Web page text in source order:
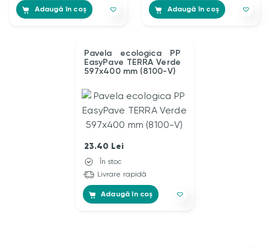
Adaugă în coș Adaugă în coș
Pavela ecologica PP
EasyPave TERRA Verde
597x400 mm (8100-V)
23.40 Lei
În stoc
Livrare rapidă
Adaugă în coș